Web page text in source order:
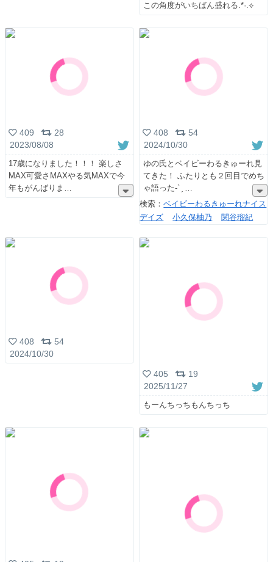
この角度がいちばん盛れる.*·.⟡
409
28
2023/08/08
17歳になりました！！！ 楽しさ
MAX可愛さMAXやる気MAXで今
年もがんばりま
408
54
2024/10/30
ゆの氏とベイビーわるきゅーれ見
てきた！ ふたりとも２回目でめち
ゃ語った-` ̗
検索：ベイビーわるきゅーれナイス
デイズ
小久保柚乃 関谷瑠紀
408
54
2024/10/30
405
19
2025/11/27
もーんちっちもんちっち